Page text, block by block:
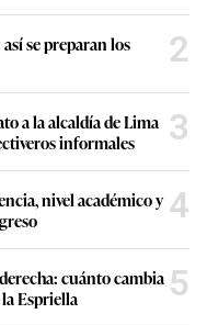
se preparan los
2
a la alcaldía de Lima
informales
3
nivel académico y 4
cuánto cambia
Espriella
5